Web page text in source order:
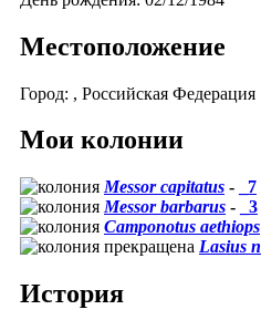
Местоположение
Город: , Российская Федерация
Мои колонии
Messor capitatus -
_7
Messor barbarus -
_3
Camponotus aethiops
Lasius
История